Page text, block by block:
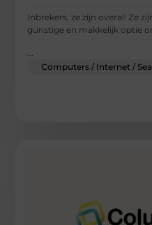
Inbrekers, ze zijn overal! Ze
gunstige en makkelijk optie
Computers / Internet /